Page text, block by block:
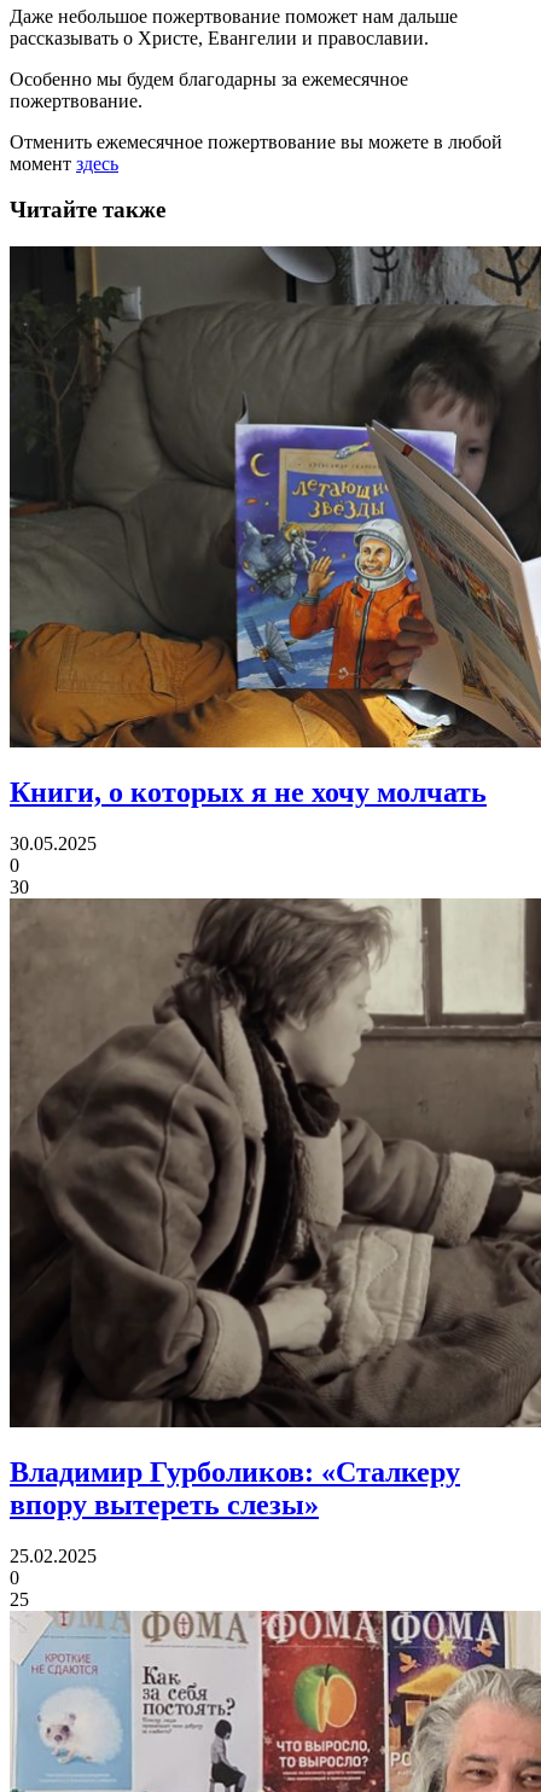
Даже небольшое пожертвование поможет нам дальше
рассказывать о Христе, Евангелии и православии.
Особенно мы будем благодарны за ежемесячное
пожертвование.
Отменить ежемесячное пожертвование вы можете в любой
момент здесь
Читайте также
Книги, о которых я не хочу молчать
30.05.2025
0
30
Владимир Гурболиков: «Сталкеру
впору вытереть слезы»
25.02.2025
0
25